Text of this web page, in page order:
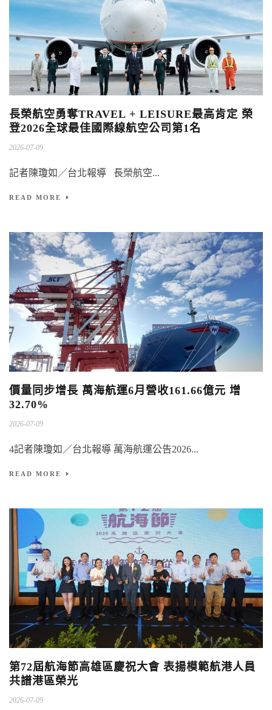
長榮航空勇奪TRAVEL + LEISURE最高肯定 榮
登2026全球最佳國際線航空公司第1名
2026-07-09
記者陳瓊如／台北報導 長榮航空...
READ MORE
價量同步增長 萬海航運6月營收161.66億元 增
32.70%
2026-07-09
4記者陳瓊如／台北報導 萬海航運公告2026...
READ MORE
第72屆航海節高雄區慶祝大會 表揚模範航港人員
共譜港區榮光
2026-07-09